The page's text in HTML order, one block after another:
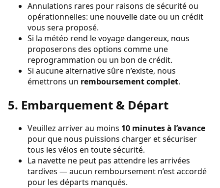
Annulations rares pour raisons de sécurité ou
opérationnelles: une nouvelle date ou un crédit
vous sera proposé.
Si la météo rend le voyage dangereux, nous
proposerons des options comme une
reprogrammation ou un bon de crédit.
Si aucune alternative sûre n’existe, nous
émettrons un remboursement complet.
5. Embarquement & Départ
Veuillez arriver au moins 10 minutes à l’avance
pour que nous puissions charger et sécuriser
tous les vélos en toute sécurité.
La navette ne peut pas attendre les arrivées
tardives — aucun remboursement n’est accordé
pour les départs manqués.